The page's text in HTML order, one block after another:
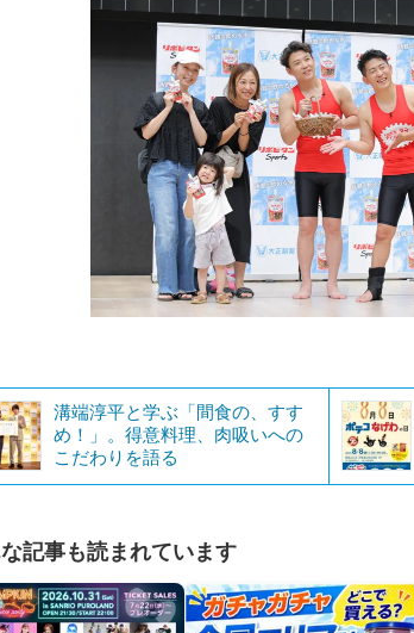
溝端淳平と学ぶ「間食の、すす
め！」。得意料理、肉吸いへの
こだわりを語る
記事も読まれています